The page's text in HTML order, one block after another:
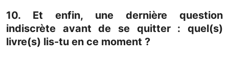
10. Et enfin, une dernière question
indiscrète avant de se quitter : quel(s)
livre(s) lis-tu en ce moment ?